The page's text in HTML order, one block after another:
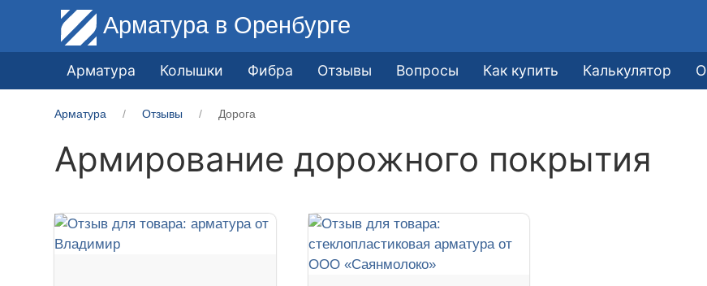
Арматура в Оренбурге
Арматура Колышки Фибра Отзывы Вопросы Как купить Калькулятор
Арматура Отзывы Дорога
Армирование дорожного покрытия